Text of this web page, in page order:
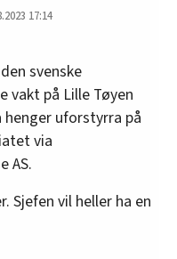
17:14
svenske
vakt på Lille Tøyen
henger uforstyrra på
via
AS.
Sjefen vil heller ha en